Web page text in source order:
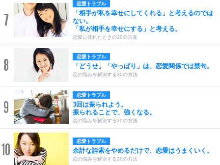
7
恋愛トラブル
「相手が私を幸せにしてくれる」と考えるのでは
ない。
「私が相手を幸せにする」と考える。
恋愛に疲れたときの30の言葉
8 恋愛トラブル
「どうせ」「やっぱり」は、恋愛関係では禁句。
恋の悩みを解決する30の方法
9
恋愛トラブル
3回は振られよう。
振られることで、強くなる。
恋の悩みを解決する30の方法
10 恋愛トラブル
余計な詮索をやめるだけで、恋愛はうまくいく。
恋の悩みを解決する30の方法